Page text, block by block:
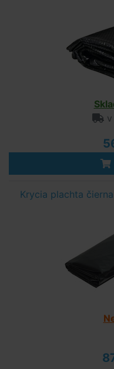
Krycia plachta